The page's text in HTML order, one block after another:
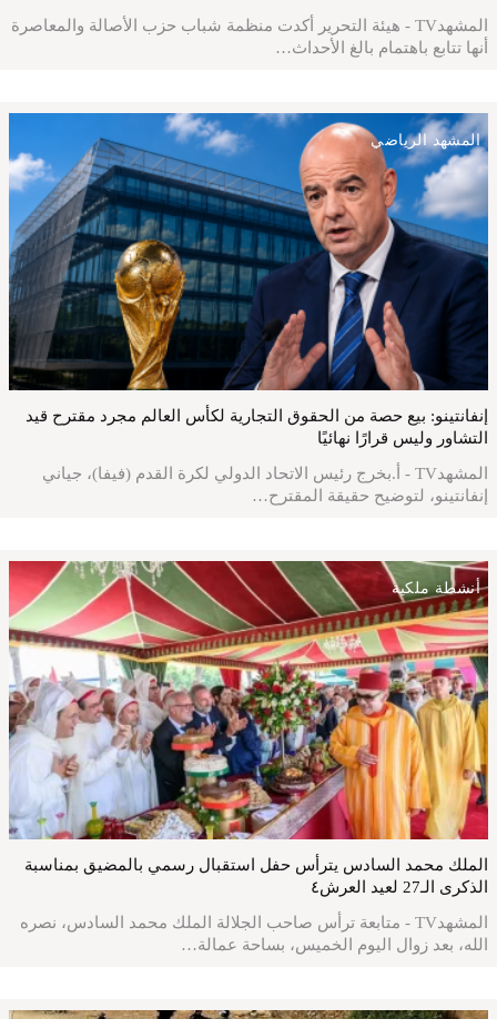
المشهدTV - هيئة التحرير أكدت منظمة شباب حزب الأصالة والمعاصرة
أنها تتابع باهتمام بالغ الأحداث…
المشهد الرياضي
إنفانتينو: بيع حصة من الحقوق التجارية لكأس العالم مجرد مقترح قيد
التشاور وليس قرارًا نهائيًا
المشهدTV - أ.بخرج رئيس الاتحاد الدولي لكرة القدم (فيفا)، جياني
إنفانتينو، لتوضيح حقيقة المقترح…
أنشطة ملكية
الملك محمد السادس يترأس حفل استقبال رسمي بالمضيق بمناسبة
الذكرى الـ27 لعيد العرش٤
المشهدTV - متابعة ترأس صاحب الجلالة الملك محمد السادس، نصره
الله، بعد زوال اليوم الخميس، بساحة عمالة…